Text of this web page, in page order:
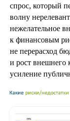
спрос, который
волну
нежелательное
к финансовым
не перерасход
и рост внешнего
усиление